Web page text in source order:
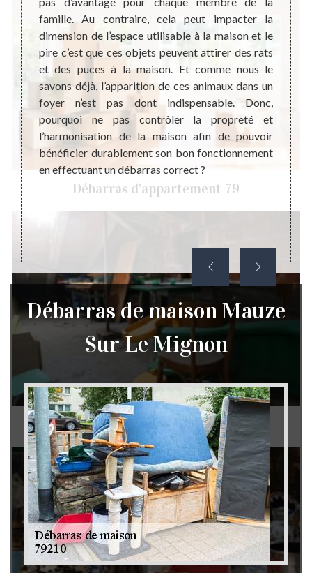
Débarras d'appartement 79
Débarras de grenier et cave 79
de
le
est
de
famille. Au contraire, cela peut impacter la
dimension de l’espace utilisable à la maison et le
pire c’est que ces objets peuvent attirer des rats
et des puces à la maison. Et comme nous le
savons déjà, l’apparition de ces animaux dans un
foyer n’est pas dont indispensable. Donc,
pourquoi ne pas contrôler la propreté et
l’harmonisation de la maison afin de pouvoir
bénéficier durablement son bon fonctionnement
en effectuant un débarras correct ?
de
Débarras de maison Mauze
Sur Le Mignon